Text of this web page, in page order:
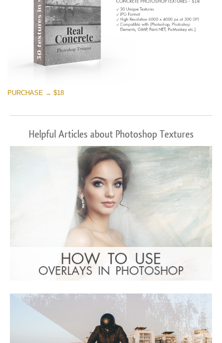
PURCHASE → $18
Helpful Articles about Photoshop Textures